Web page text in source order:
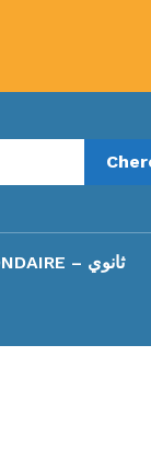
SECONDAIRE – ثانوي